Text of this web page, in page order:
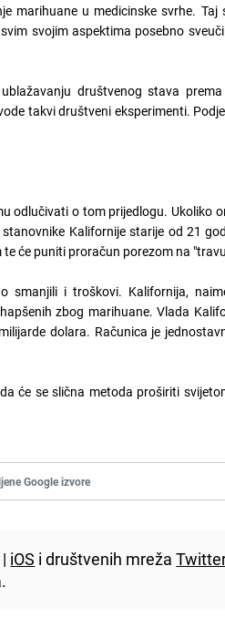
marihuane u medicinske svrhe. Taj
svojim aspektima posebno
društvenog stava
takvi društveni eksperimenti.
odlučivati o tom prijedlogu. Ukoliko
Kalifornije starije od 21
će puniti proračun porezom na
i troškovi. Kalifornija,
zbog marihuane. Vlada
dolara. Računica je
će se slična metoda proširiti
Google izvore
| iOS i društvenih mreža